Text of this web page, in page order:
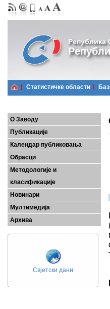
Република
Статистичке области
О Заводу
Публикације
Календар публиковања
Обрасци
Методологије и
класификације
Новинари
Мултимедија
Архива
Свјетски дани